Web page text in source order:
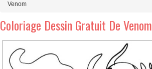
Venom
Coloriage Dessin Gratuit De Venom